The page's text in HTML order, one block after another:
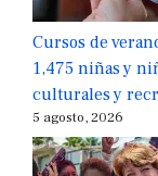
Cursos de
1,475 niñas y
culturales y
5 agosto, 2026